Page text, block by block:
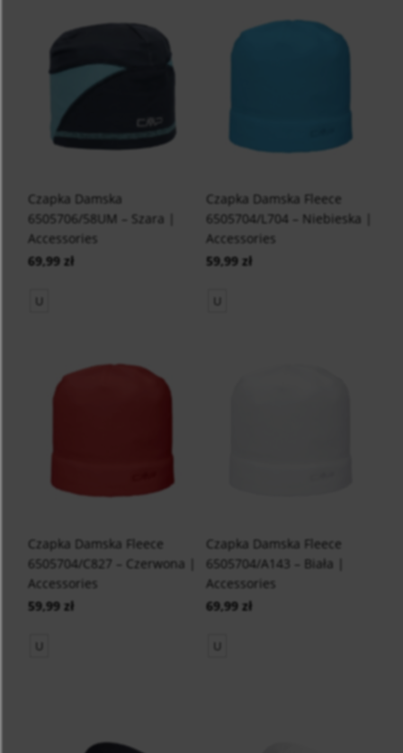
Czapka Damska
6505706/58UM – Szara |
Accessories
69,99 zł
Czapka Damska Fleece
6505704/L704 – Niebieska |
Accessories
59,99 zł
Czapka Damska Fleece
6505704/C827 – Czerwona |
Accessories
59,99 zł
Czapka Damska Fleece
6505704/A143 – Biała |
Accessories
69,99 zł